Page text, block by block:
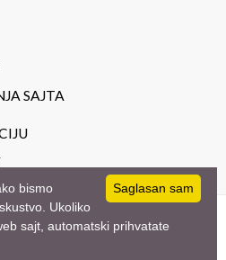
SAJTA
Reserved. Design bystudio triD
Saglasan sam
bismo
Ukoliko
sajt, automatski prihvatate